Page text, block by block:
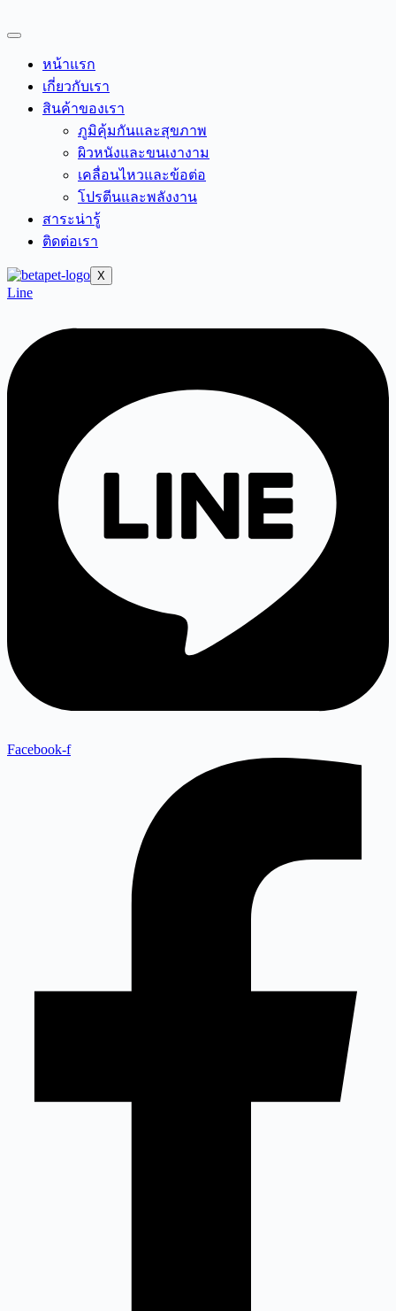
to
หน้าแรก
เกี่ยวกับเรา
สินค้าของเรา
ภูมิคุ้มกันและสุขภาพ
ผิวหนังและขนเงางาม
เคลื่อนไหวและข้อต่อ
โปรตีนและพลังงาน
สาระน่ารู้
ติดต่อเรา
X
Line
Facebook-f